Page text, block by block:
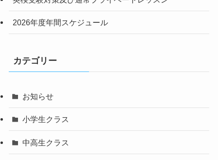
2026年度年間スケジュール
カテゴリー
お知らせ
小学生クラス
中高生クラス